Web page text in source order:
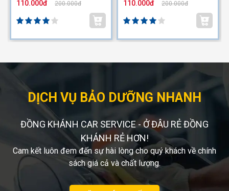
110.000đ 200.000đ 110.000đ 200.000đ
DỊCH VỤ BẢO DƯỠNG NHANH
ĐỒNG KHÁNH CAR SERVICE - Ở ĐÂU RẺ ĐỒNG
KHÁNH RẺ HƠN!
Cam kết luôn đem đến sự hài lòng cho quý khách về chính
sách giá cả và chất lượng.